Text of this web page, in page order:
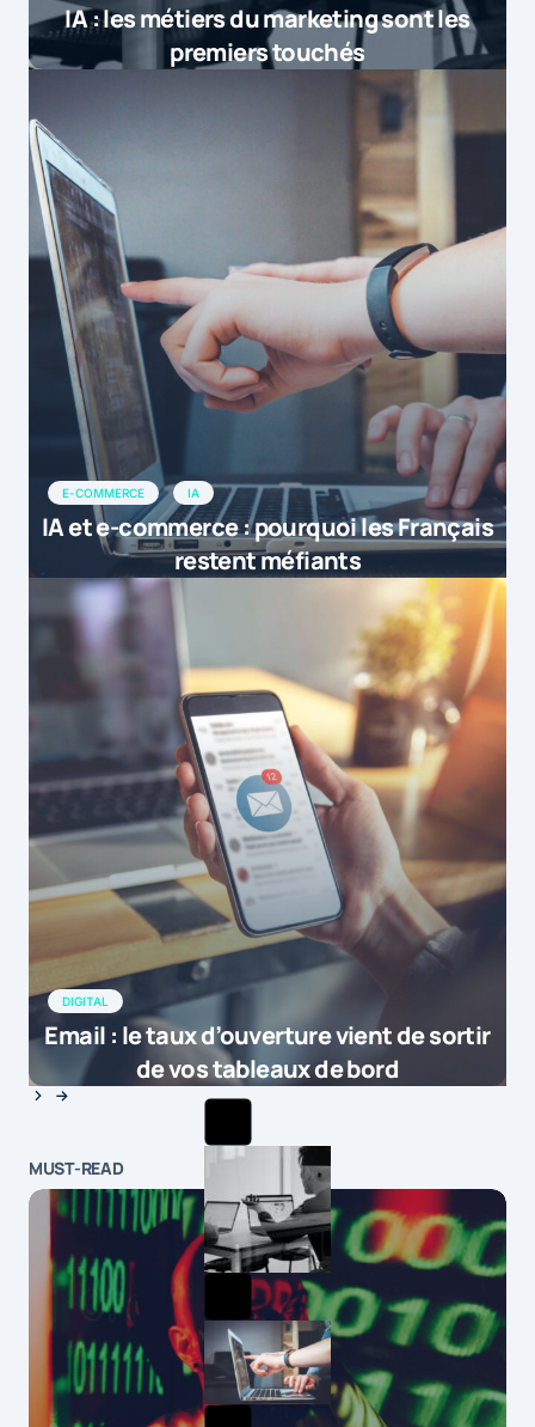
IA : les métiers du marketing sont les
premiers touchés
E-COMMERCE IA
IA et e-commerce : pourquoi les Français
restent méfiants
DIGITAL
Email : le taux d’ouverture vient de sortir
de vos tableaux de bord
MUST-READ